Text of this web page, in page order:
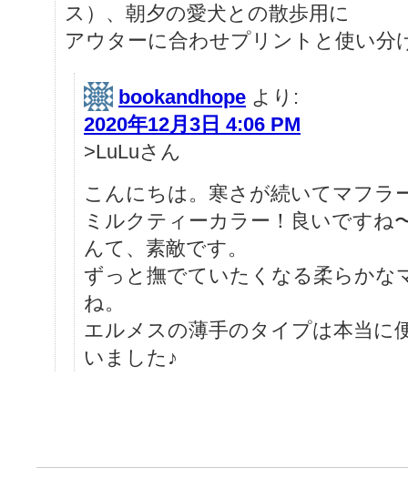
ス）、朝夕の愛犬との散歩用に
アウターに合わせプリントと使い分
bookandhope より:
2020年12月3日 4:06 PM
>LuLuさん
こんにちは。寒さが続いてマフラ
ミルクティーカラー！良いですね
んて、素敵です。
ずっと撫でていたくなる柔らかな
ね。
エルメスの薄手のタイプは本当に
いました♪